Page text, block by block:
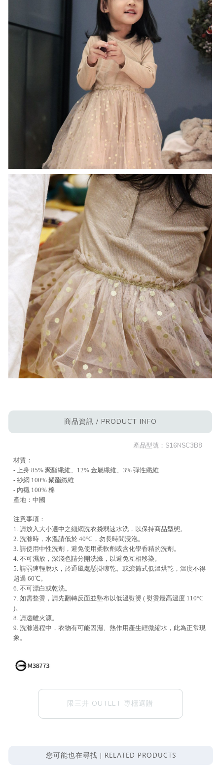
商品資訊 / PRODUCT INFO
產品型號： S16NSC3B8
材質：
- 上身 85% 聚酯纖維、12% 金屬纖維、3% 彈性纖維
- 紗網 100% 聚酯纖維
- 內襯 100% 棉
產地：中國
注意事項：
1. 請放入大小適中之細網洗衣袋弱速水洗，以保持商品型態。
2. 洗滌時，水溫請低於 40°C，勿長時間浸泡。
3. 請使用中性洗劑，避免使用柔軟劑或含化學香精的洗劑。
4. 不可濕放，深淺色請分開洗滌，以避免互相移染。
5. 請弱速輕脫水，於通風處懸掛晾乾。或滾筒式低溫烘乾，溫度不得
超過 60℃。
6. 不可漂白或乾洗。
7. 如需整燙，請先翻轉反面並墊布以低溫熨燙 ( 熨燙最高溫度 110°C
)。
8. 請遠離火源。
9. 洗滌過程中，衣物有可能因濕、熱作用產生輕微縮水，此為正常現
象。
限三井 OUTLET 專櫃選購
您可能也在尋找 | RELATED PRODUCTS